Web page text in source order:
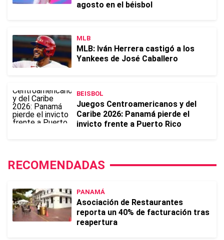
agosto en el béisbol
MLB
MLB: Iván Herrera castigó a los
Yankees de José Caballero
BEISBOL
Juegos Centroamericanos y del
Caribe 2026: Panamá pierde el
invicto frente a Puerto Rico
RECOMENDADAS
PANAMÁ
Asociación de Restaurantes
reporta un 40% de facturación tras
reapertura